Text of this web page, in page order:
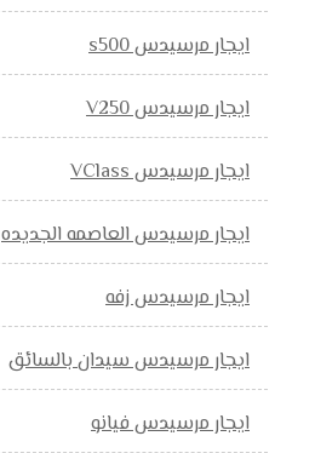
ايجار مرسيدس s500
ايجار مرسيدس V250
ايجار مرسيدس VClass
ايجار مرسيدس العاصمه الجديده
ايجار مرسيدس زفه
ايجار مرسيدس سيدان بالسائق
ايجار مرسيدس فيانو